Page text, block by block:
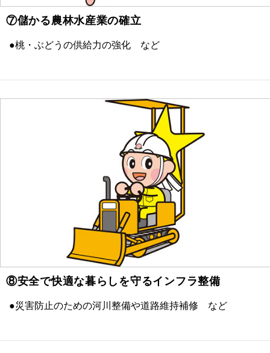
⑦儲かる農林水産業の確立
●桃・ぶどうの供給力の強化 など
⑧安全で快適な暮らしを守るインフラ整備
●災害防止のための河川整備や道路維持補修 など